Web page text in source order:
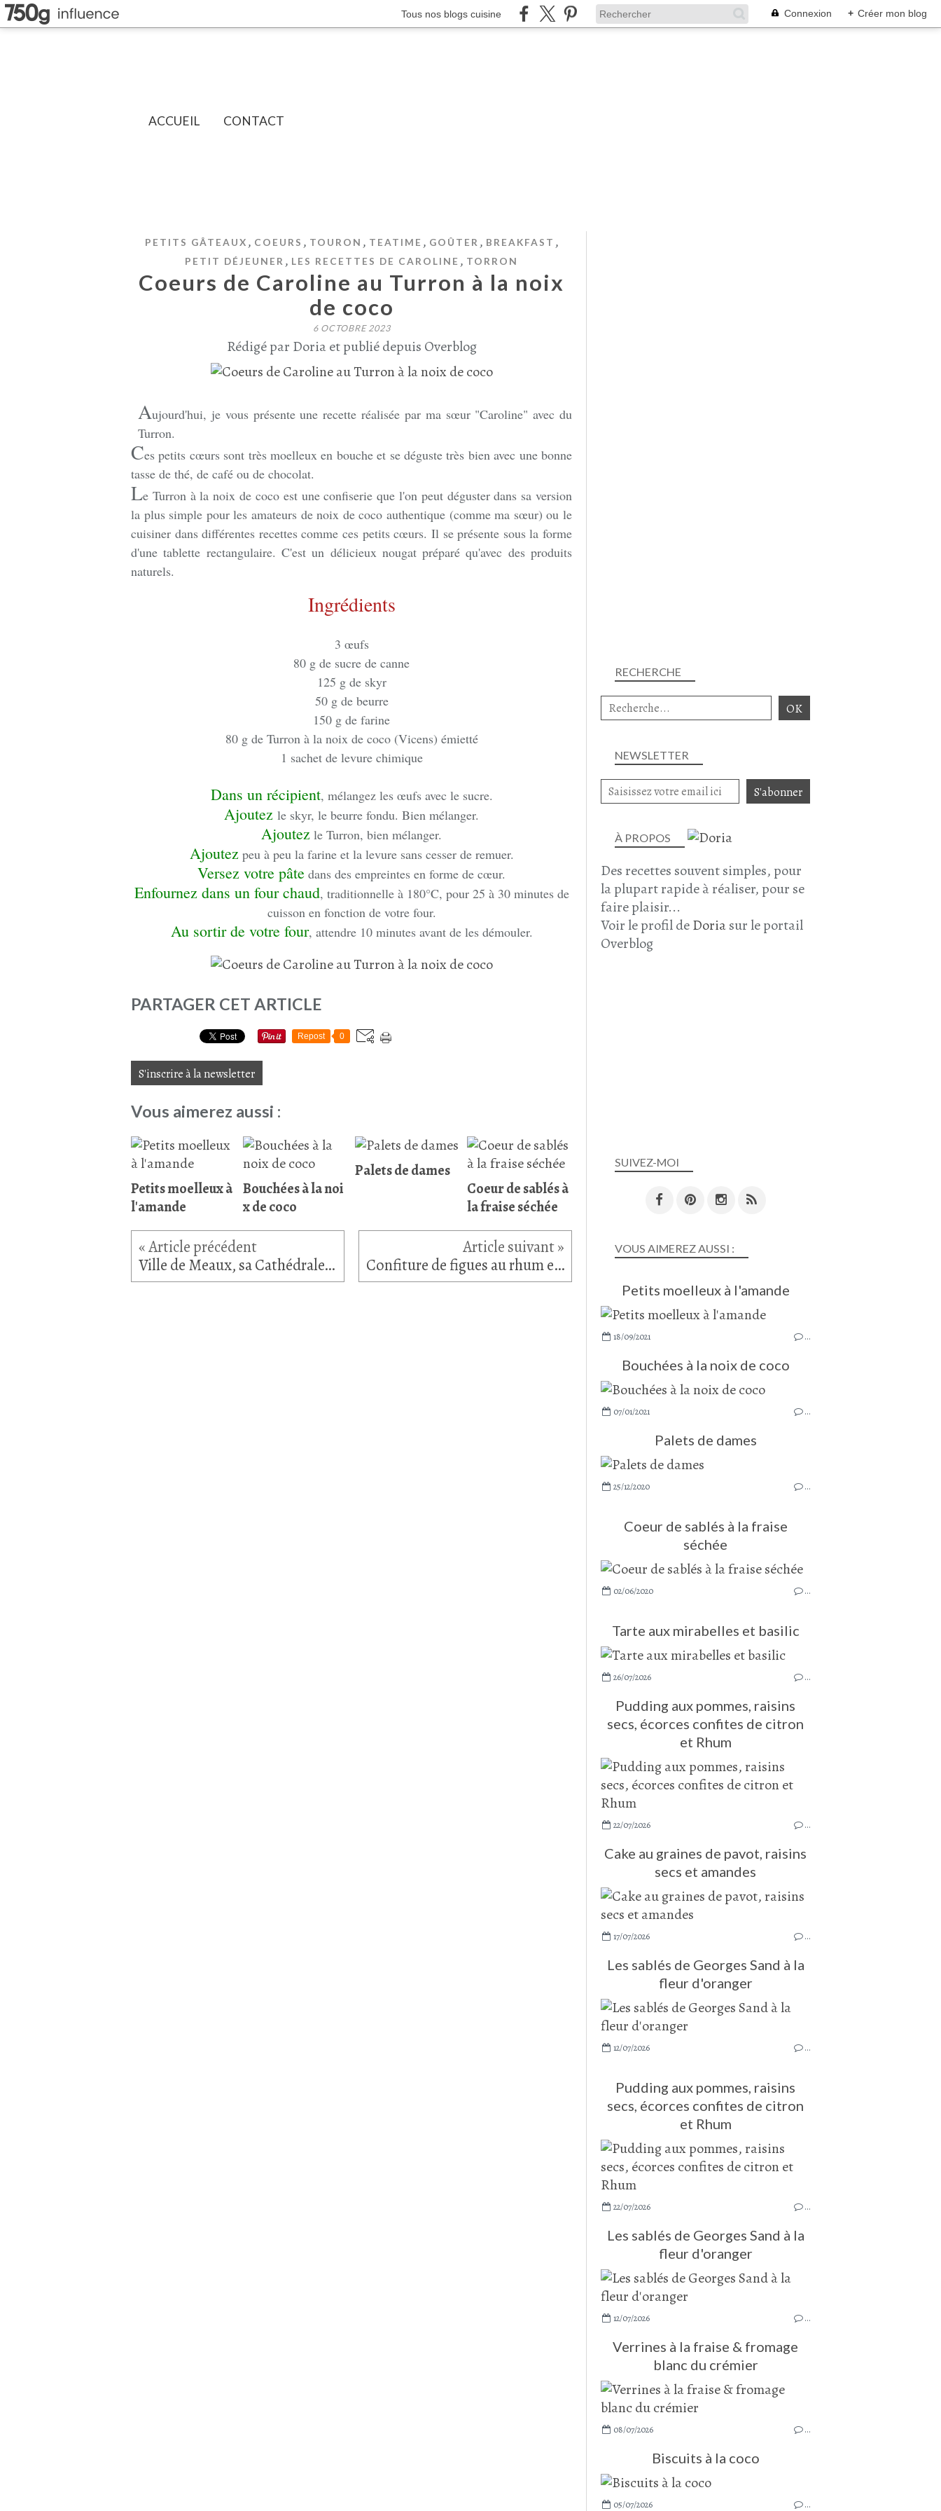
Tous nos blogs cuisine Connexion + Créer mon blog
ACCUEIL CONTACT
PETITS GÂTEAUX , COEURS , TOURON , TEATIME , GOÛTER , BREAKFAST ,
PETIT DÉJEUNER , LES RECETTES DE CAROLINE , TORRON
Coeurs de Caroline au Turron à la noix
de coco
6 OCTOBRE 2023
Rédigé par Doria et publié depuis Overblog
Aujourd'hui, je vous présente une recette réalisée par ma sœur "Caroline" avec du
Turron.
Ces petits cœurs sont très moelleux en bouche et se déguste très bien avec une bonne
tasse de thé, de café ou de chocolat.
Le Turron à la noix de coco est une confiserie que l'on peut déguster dans sa version
la plus simple pour les amateurs de noix de coco authentique (comme ma sœur) ou le
cuisiner dans différentes recettes comme ces petits cœurs. Il se présente sous la forme
d'une tablette rectangulaire. C'est un délicieux nougat préparé qu'avec des produits
naturels.
Ingrédients
3 œufs
80 g de sucre de canne
125 g de skyr
50 g de beurre
150 g de farine
80 g de Turron à la noix de coco (Vicens) émietté
1 sachet de levure chimique
Dans un récipient, mélangez les œufs avec le sucre.
Ajoutez le skyr, le beurre fondu. Bien mélanger.
Ajoutez le Turron, bien mélanger.
Ajoutezpeu à peu la farine et la levure sans cesser de remuer.
Versez votre pâte dans des empreintes en forme de cœur.
Enfournez dans un four chaud, traditionnelle à 180°C, pour 25 à 30 minutes de
cuisson en fonction de votre four.
Au sortir de votre four, attendre 10 minutes avant de les démouler.
PARTAGER CET ARTICLE
Repost 0
S'inscrire à la newsletter
Vous aimerez aussi :
Petits moelleux à
l'amande
Bouchées à la noi
x de coco
Palets de dames
Coeur de sablés à
la fraise séchée
Ville de Meaux, sa Cathédrale, Jardin Bossuet... Confiture de figues au rhum et vanille de Madagascar
NEWSLETTER
SUIVEZ-MOI
RECHERCHE
À PROPOS
Des recettes souvent simples, pour
la plupart rapide à réaliser, pour se
faire plaisir...
Voir le profil deDoriasur le portail
Overblog
VOUS AIMEREZ AUSSI :
Petits moelleux à l'amande
18/09/2021 …
Bouchées à la noix de coco
07/01/2021 …
Palets de dames
25/12/2020 …
Coeur de sablés à la fraise
séchée
02/06/2020 …
Tarte aux mirabelles et basilic
26/07/2026 …
Pudding aux pommes, raisins
secs, écorces confites de citron
et Rhum
22/07/2026 …
Cake au graines de pavot, raisins
secs et amandes
17/07/2026 …
Les sablés de Georges Sand à la
fleur d'oranger
12/07/2026 …
Pudding aux pommes, raisins
secs, écorces confites de citron
et Rhum
22/07/2026 …
Les sablés de Georges Sand à la
fleur d'oranger
12/07/2026 …
Verrines à la fraise & fromage
blanc du crémier
08/07/2026 …
Biscuits à la coco
05/07/2026 …